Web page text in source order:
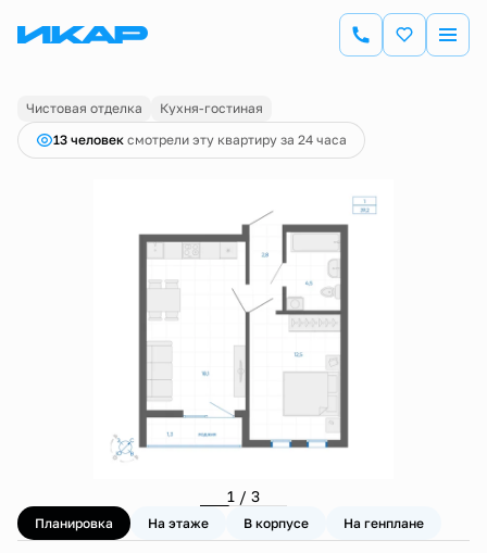
1-комнатная38.9 м 7 450 000 руб.
Ипотекаот 21 695 руб.
Чистовая отделка
Кухня-гостиная
13 человек смотрели эту квартиру за 24 часа
1 / 3
Планировка На этаже В корпусе На генплане